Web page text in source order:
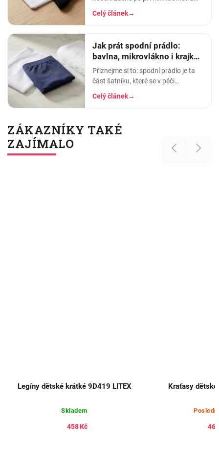
smrdět tak, že ho radši věšíte na
balkon než do skříně. Termoprádlo…
Celý článek→
Jak prát spodní prádlo:
bavlna, mikrovlákno i krajka,
aby vydrželo
Přiznejme si to: spodní prádlo je ta
část šatníku, které se v péči
věnujeme nejmíň. Hodíme ho do
pračky se vším ostatním, dáme
Celý článek→
ZÁKAZNÍKY TAKÉ
ZAJÍMALO
Previous
Legíny dětské krátké 9D419 LITEX
Skladem
458 Kč
Kraťasy
Next